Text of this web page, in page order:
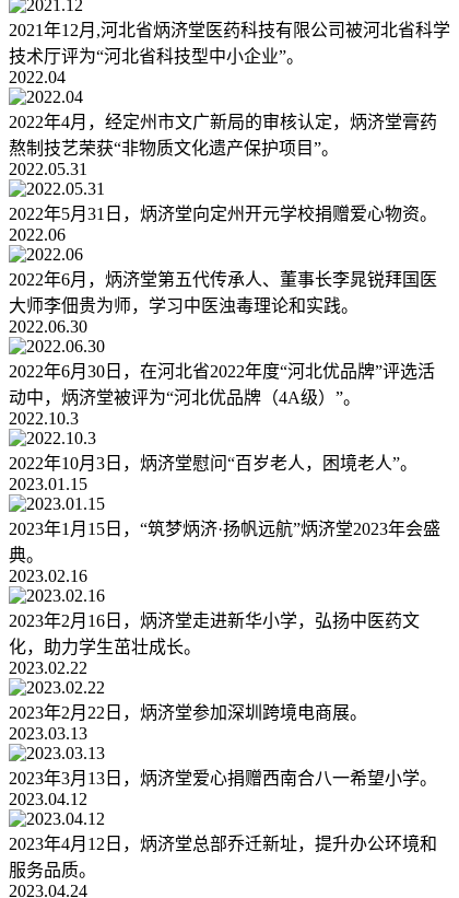
2021年12月,河北省炳济堂医药科技有限公司被河北省科学
技术厅评为“河北省科技型中小企业”。
2022.04
2022年4月，经定州市文广新局的审核认定，炳济堂膏药
熬制技艺荣获“非物质文化遗产保护项目”。
2022.05.31
2022年5月31日，炳济堂向定州开元学校捐赠爱心物资。
2022.06
2022年6月，炳济堂第五代传承人、董事长李晁锐拜国医
大师李佃贵为师，学习中医浊毒理论和实践。
2022.06.30
2022年6月30日，在河北省2022年度“河北优品牌”评选活
动中，炳济堂被评为“河北优品牌（4A级）”。
2022.10.3
2022年10月3日，炳济堂慰问“百岁老人，困境老人”。
2023.01.15
2023年1月15日，“筑梦炳济·扬帆远航”炳济堂2023年会盛
典。
2023.02.16
2023年2月16日，炳济堂走进新华小学，弘扬中医药文
化，助力学生茁壮成长。
2023.02.22
2023年2月22日，炳济堂参加深圳跨境电商展。
2023.03.13
2023年3月13日，炳济堂爱心捐赠西南合八一希望小学。
2023.04.12
2023年4月12日，炳济堂总部乔迁新址，提升办公环境和
服务品质。
2023.04.24